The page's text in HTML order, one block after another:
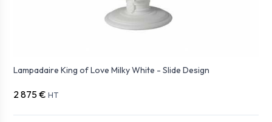
Lampadaire King of Love Milky White - Slide Design
2 875 € HT